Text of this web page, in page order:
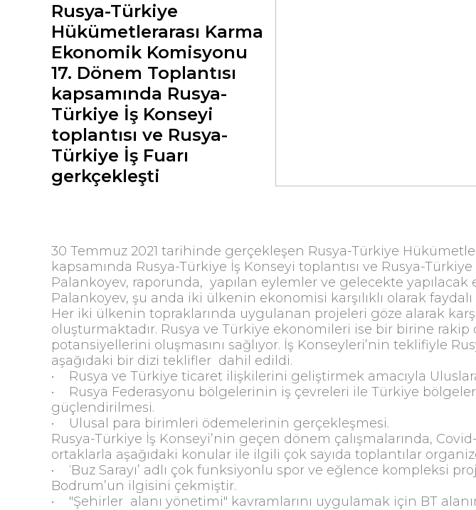
Rusya-Türkiye
Hükümetlerarası Karma
Ekonomik Komisyonu
17. Dönem Toplantısı
kapsamında Rusya-
Türkiye İş Konseyi
toplantısı ve Rusya-
Türkiye İş Fuarı
gerkçekleşti
30 Temmuz 2021 tarihinde gerçekleşen Rusya-Türkiye
kapsamında Rusya-Türkiye İş Konseyi toplantısı ve Rusya-
Palankoyev, raporunda, yapılan eylemler ve gelecekte
Palankoyev, şu anda iki ülkenin ekonomisi karşılıklı olarak
Her iki ülkenin topraklarında uygulanan projeleri göze alarak
oluşturmaktadır. Rusya ve Türkiye ekonomileri ise bir birine
potansiyellerini oluşmasını sağlıyor. İş Konseyleri’nin teklifiyle
aşağıdaki bir dizi teklifler dahil edildi.
• Rusya ve Türkiye ticaret ilişkilerini geliştirmek amacıyla
• Rusya Federasyonu bölgelerinin iş çevreleri ile Türkiye
güçlendirilmesi.
• Ulusal para birimleri ödemelerinin gerçekleşmesi.
Rusya-Türkiye İş Konseyi’nin geçen dönem çalışmalarında,
ortaklarla aşağıdaki konular ile ilgili çok sayıda toplantılar
• ‘Buz Sarayı’ adlı çok funksiyonlu spor ve eğlence kompleksi
Bodrum’un ilgisini çekmiştir.
• "Şehirler alanı yönetimi" kavramlarını uygulamak için BT